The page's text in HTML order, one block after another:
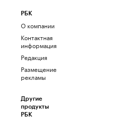
РБК
О компании
Контактная
информация
Редакция
Размещение
рекламы
Другие
продукты
РБК